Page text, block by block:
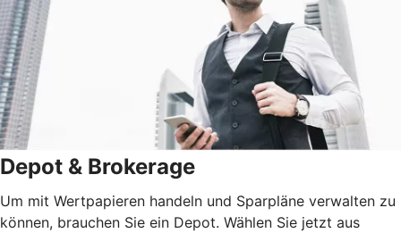
Depot & Brokerage
Um mit Wertpapieren handeln und Sparpläne verwalten zu
können, brauchen Sie ein Depot. Wählen Sie jetzt aus